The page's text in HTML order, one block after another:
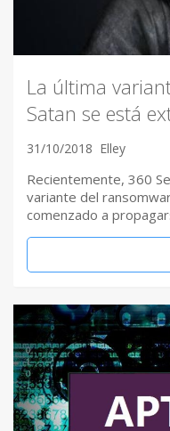
La última
Satan se está
31/10/2018 Elley
Recientemente, 360
variante del
comenzado a